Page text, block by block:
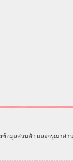
อมูลส่วนตัว และกรุณาอ่า